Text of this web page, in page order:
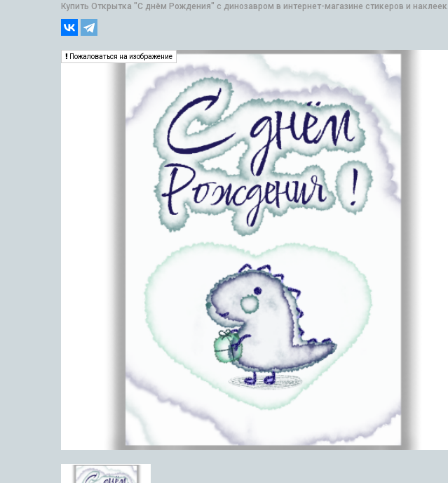
Купить Открытка "С днём Рождения" с динозавром в интернет-магазине стикеров и
Пожаловаться на изображение